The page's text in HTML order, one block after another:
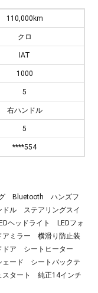
110,000km
クロ
IAT
1000
5
右ハンドル
5
****554
Bluetooth ハンズフ
ル ステアリングスイ
ヘッドライト LEDフォ
ミラー 横滑り防止装
ドア シートヒーター
ード シートバックテ
タート 純正14インチ